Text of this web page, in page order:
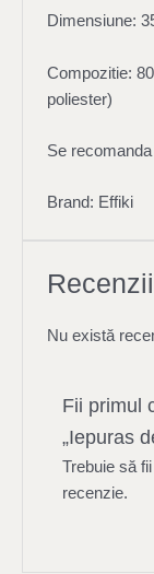
Dimensiune:
Compozitie:
poliester)
Se
Brand: Effiki
Recenzii
Nu există
Fii primul
„Iepuras
Trebuie să
recenzie.